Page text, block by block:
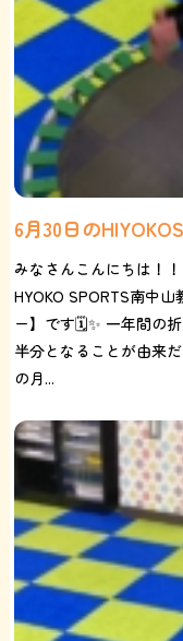
6月30日の
みなさんこんにちは！
HYOKO SPORTS南中
ー】です🗓️✨ 一年間の
半分となることが由来
の月...